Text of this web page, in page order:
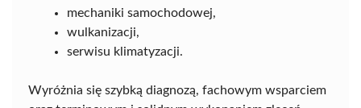
mechaniki samochodowej,
wulkanizacji,
serwisu klimatyzacji.
Wyróżnia się szybką diagnozą, fachowym wsparciem